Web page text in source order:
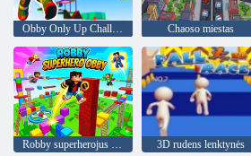
Chaoso miestas
3D rudens lenktynės